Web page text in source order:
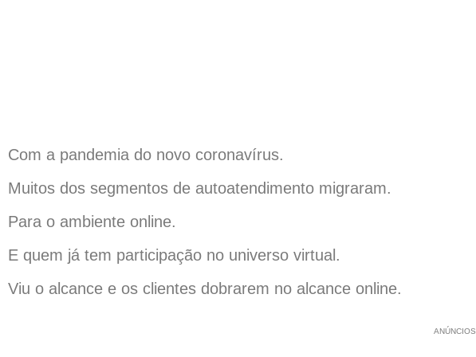
Com a pandemia do novo coronavírus.
Muitos dos segmentos de autoatendimento migraram.
Para o ambiente online.
E quem já tem participação no universo virtual.
Viu o alcance e os clientes dobrarem no alcance online.
ANÚNCIOS